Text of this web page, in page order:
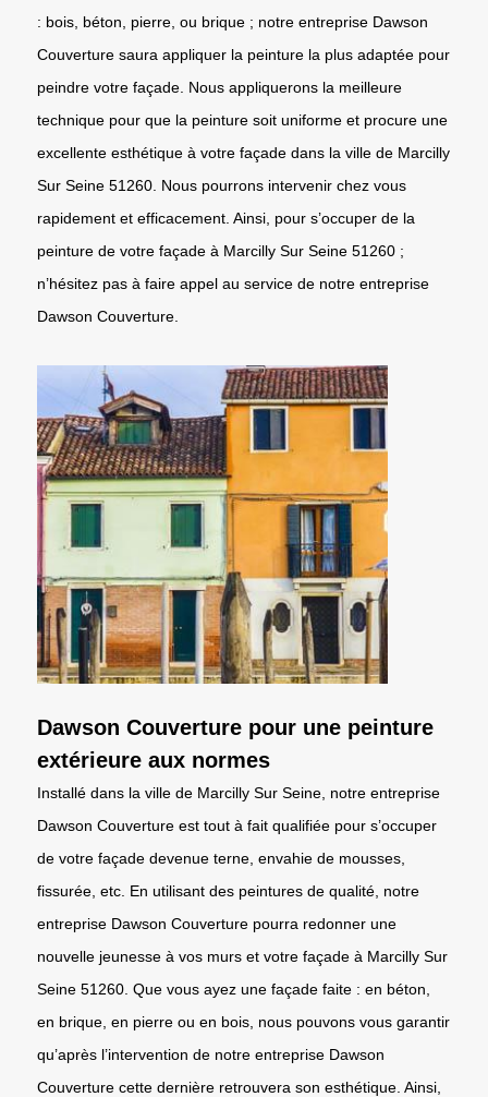
: bois, béton, pierre, ou brique ; notre entreprise Dawson
Couverture saura appliquer la peinture la plus adaptée pour
peindre votre façade. Nous appliquerons la meilleure
technique pour que la peinture soit uniforme et procure une
excellente esthétique à votre façade dans la ville de Marcilly
Sur Seine 51260. Nous pourrons intervenir chez vous
rapidement et efficacement. Ainsi, pour s’occuper de la
peinture de votre façade à Marcilly Sur Seine 51260 ;
n’hésitez pas à faire appel au service de notre entreprise
Dawson Couverture.
Dawson Couverture pour une peinture
extérieure aux normes
Installé dans la ville de Marcilly Sur Seine, notre entreprise
Dawson Couverture est tout à fait qualifiée pour s’occuper
de votre façade devenue terne, envahie de mousses,
fissurée, etc. En utilisant des peintures de qualité, notre
entreprise Dawson Couverture pourra redonner une
nouvelle jeunesse à vos murs et votre façade à Marcilly Sur
Seine 51260. Que vous ayez une façade faite : en béton,
en brique, en pierre ou en bois, nous pouvons vous garantir
qu’après l’intervention de notre entreprise Dawson
Couverture cette dernière retrouvera son esthétique. Ainsi,